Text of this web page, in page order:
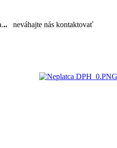
..
neváhajte nás kontaktovať